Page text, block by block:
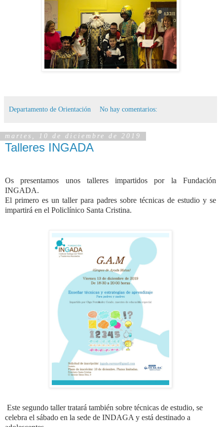
Departamento de Orientación No hay comentarios:
martes, 10 de diciembre de 2019
Talleres INGADA
Os presentamos unos talleres impartidos por la Fundación
INGADA.
El primero es un taller para padres sobre técnicas de estudio y se
impartirá en el Policlínico Santa Cristina.
Este segundo taller tratará también sobre técnicas de estudio, se
celebra el sábado en la sede de INDAGA y está destinado a